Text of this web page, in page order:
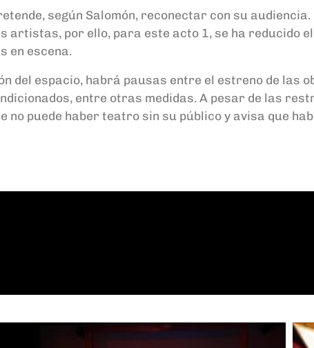
según Salomón, reconectar con su
artistas, por ello, para este acto 1, se ha reducido
en escena.
del espacio, habrá pausas entre el estreno de las
entre otras medidas. A pesar de las
no puede haber teatro sin su público y avisa que